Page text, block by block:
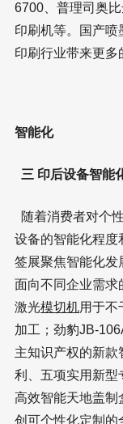
6700、普理司奥
印刷机等。国产喷
印刷行业带来更多
智能化
三 印后设备智能
随着消费者对个
设备的智能化程度
签展聚焦智能化发
面向不同企业需求
激光模切机用于不
加工；劲豹JB-
主知识产权的新
利、五项实用新型
高效智能天地盖制
创可个性化定制的